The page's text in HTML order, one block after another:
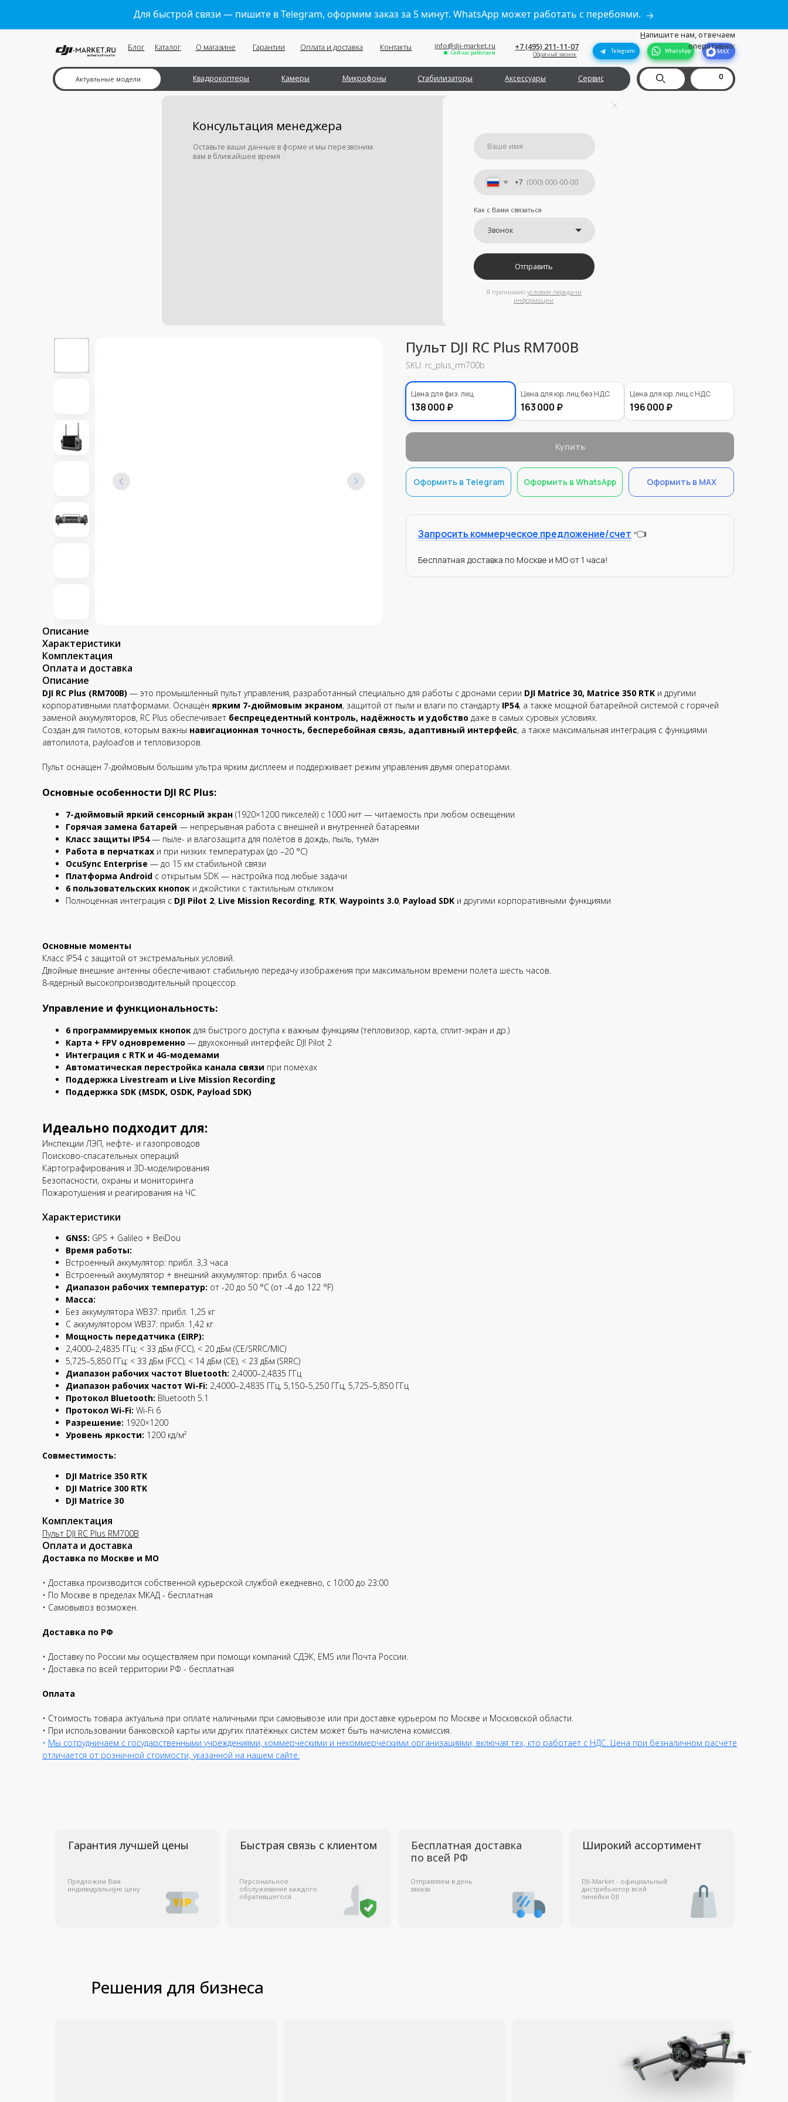
Для быстрой связи — пишите в Telegram, оформим заказ за 5 минут. WhatsApp может работать с перебоями. →
Актуальные модели Квадрокоптеры Камеры Микрофоны Стабилизаторы Сервис
Аксессуары
Telegram WhatsApp MAX
0
+7 (495) 211-11-07
Обратный звонок
Напишите нам, отвечаем
оперативно:
Сейчас работаем
Оставьте ваши данные в форме и мы перезвоним
условия передачи
информации
Пульт DJI RC Plus RM700B
SKU: rc_plus_rm700b
120000,00
₽
Цена для физ. лиц
138 000 ₽
Цена для юр. лиц без НДС
163 000 ₽
Цена для юр. лиц с НДС
196 000 ₽
Купить
Оформить в Telegram Оформить в WhatsApp Оформить в MAX
Запросить коммерческое предложение/счет 👈
Бесплатная доставка по Москве и МО от 1 часа!
Описание
Характеристики
Комплектация
Оплата и доставка
Описание
DJI RC Plus (RM700B) — это промышленный пульт управления, разработанный специально для работы с дронами серии DJI Matrice 30, Matrice 350 RTK и другими
корпоративными платформами. Оснащён ярким 7-дюймовым экраном, защитой от пыли и влаги по стандарту IP54, а также мощной батарейной системой с горячей
заменой аккумуляторов, RC Plus обеспечивает беспрецедентный контроль, надёжность и удобство даже в самых суровых условиях.
Создан для пилотов, которым важны навигационная точность, бесперебойная связь, адаптивный интерфейс, а также максимальная интеграция с функциями
автопилота, payload’ов и тепловизоров.
Пульт оснащен 7-дюймовым большим ультра ярким дисплеем и поддерживает режим управления двумя операторами.
Основные особенности DJI RC Plus:
7-дюймовый яркий сенсорный экран (1920×1200 пикселей) с 1000 нит — читаемость при любом освещении
Горячая замена батарей — непрерывная работа с внешней и внутренней батареями
Класс защиты IP54— пыле- и влагозащита для полётов в дождь, пыль, туман
Работа в перчатках и при низких температурах (до –20 °C)
OcuSync Enterprise — до 15 км стабильной связи
Платформа Android с открытым SDK — настройка под любые задачи
6 пользовательских кнопок и джойстики с тактильным откликом
Полноценная интеграция с DJI Pilot 2, Live Mission Recording, RTK, Waypoints 3.0, Payload SDK и другими корпоративными функциями
Основные моменты
Класс IP54 с защитой от экстремальных условий.
Двойные внешние антенны обеспечивают стабильную передачу изображения при максимальном времени полета шесть часов.
8-ядерный высокопроизводительный процессор.
Управление и функциональность:
6 программируемых кнопок для быстрого доступа к важным функциям (тепловизор, карта, сплит-экран и др.)
Карта + FPV одновременно — двухоконный интерфейс DJI Pilot 2
Интеграция с RTK и 4G-модемами
Автоматическая перестройка канала связи при помехах
Поддержка Livestream и Live Mission Recording
Поддержка SDK (MSDK, OSDK, Payload SDK)
Идеально подходит для:
Инспекции ЛЭП, нефте- и газопроводов
Поисково-спасательных операций
Картографирования и 3D-моделирования
Безопасности, охраны и мониторинга
Пожаротушения и реагирования на ЧС
Характеристики
GNSS: GPS + Galileo + BeiDou
Время работы:
Встроенный аккумулятор: прибл. 3,3 часа
Встроенный аккумулятор + внешний аккумулятор: прибл. 6 часов
Диапазон рабочих температур: от -20 до 50 °C (от -4 до 122 °F)
Масса:
Без аккумулятора WB37: прибл. 1,25 кг
С аккумулятором WB37: прибл. 1,42 кг
Мощность передатчика (EIRP):
2,4000–2,4835 ГГц: < 33 дБм (FCC), < 20 дБм (CE/SRRC/MIC)
5,725–5,850 ГГц: < 33 дБм (FCC), < 14 дБм (CE), < 23 дБм (SRRC)
Диапазон рабочих частот Bluetooth: 2,4000–2,4835 ГГц
Диапазон рабочих частот Wi-Fi: 2,4000–2,4835 ГГц, 5,150–5,250 ГГц, 5,725–5,850 ГГц
Протокол Bluetooth: Bluetooth 5.1
Протокол Wi-Fi: Wi-Fi 6
Разрешение: 1920×1200
Уровень яркости: 1200 кд/м²
Совместимость:
DJI Matrice 350 RTK
DJI Matrice 300 RTK
DJI Matrice 30
Комплектация
Пульт DJI RC Plus RM700B
Оплата и доставка
Доставка по Москве и МО
• Доставка производится собственной курьерской службой ежедневно, с 10:00 до 23:00
• По Москве в пределах МКАД - бесплатная
• Самовывоз возможен.
Доставка по РФ
• Доставку по России мы осуществляем при помощи компаний СДЭК, EMS или Почта России.
• Доставка по всей территории РФ - бесплатная
Оплата
• Стоимость товара актуальна при оплате наличными при самовывозе или при доставке курьером по Москве и Московской области.
• При использовании банковской карты или других платёжных систем может быть начислена комиссия.
• Мы сотрудничаем с государственными учреждениями, коммерческими и некоммерческими организациями, включая тех, кто работает с НДС. Цена при безналичном расчёте
отличается от розничной стоимости, указанной на нашем сайте.
по всей РФ
Мы сотрудничаем
с государственными
учреждениями,
коммерческими
и некоммерческими
организациями, включая тех, кто
+7 (495) 211-11-07